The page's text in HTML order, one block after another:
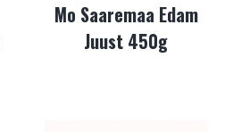
Mo Saaremaa Edam
Juust 450g